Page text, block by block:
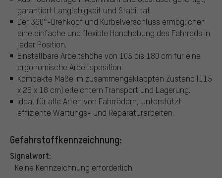
garantiert Langlebigkeit und Stabilität.
Der 360°-Drehkopf und Kurbelverschluss ermöglichen
eine einfache und flexible Handhabung des Fahrrads in
jeder Position.
Einstellbare Arbeitshöhe von 105 bis 180 cm für eine
ergonomische Arbeitsposition.
Kompakte Maße im zusammengeklappten Zustand (115
x 26 x 18 cm) erleichtern Transport und Lagerung.
Ideal für alle Arten von Fahrrädern, unterstützt
effiziente Wartungs- und Reparaturarbeiten.
Gefahrstoffkennzeichnung:
Signalwort:
Keine Kennzeichnung erforderlich.